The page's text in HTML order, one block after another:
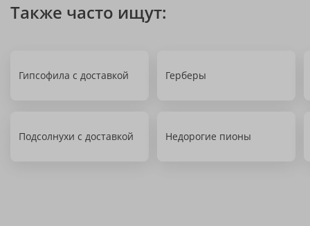
Также часто ищут:
Гипсофила с доставкой Герберы
Подсолнухи с доставкой Недорогие пионы